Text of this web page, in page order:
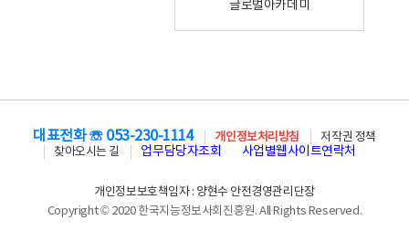
글로벌아카데미
대표전화 ☏ 053-230-1114 개인정보처리방침
저작권 정책
찾아오시는 길
업무담당자조회 사업별웹사이트연락처
개인정보보호책임자 : 양현수 안전경영관리단장
Copyright © 2020 한국지능정보사회진흥원. All Rights Reserved.